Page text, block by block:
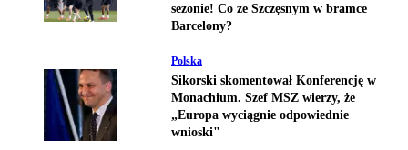
sezonie! Co ze Szczęsnym w bramce
Barcelony?
Polska
Sikorski skomentował Konferencję w
Monachium. Szef MSZ wierzy, że
„Europa wyciągnie odpowiednie
wnioski"